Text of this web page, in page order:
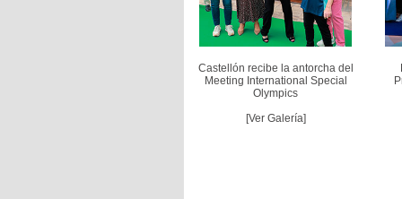
Castellón recibe la antorcha del
Meeting International Special
Olympics
[Ver Galería]